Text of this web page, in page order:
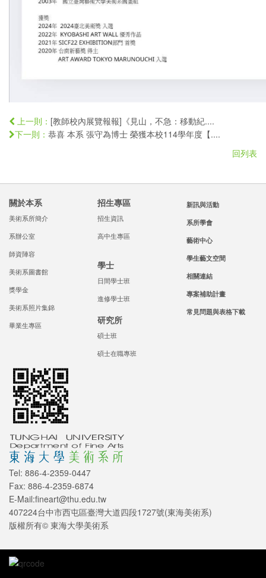
上一則： [教師校內展覽報報]《見山，不急：移動紀....
下一則： 恭喜 本系 張守為博士 榮獲本校114學年度【....
回列表
關於本系
美術系所簡介
系辦公室
師資陣容
美術系圖書館
獎學金
美術系照片集錦
畢業生專區
招生專區
招生資訊
高中生專區
學士
日間學士班
進修學士班
研究所
碩士班
碩士在職專班
新訊與活動
系所學會
藝術中心
學生藝文空間
相關連結
專案補助計畫
常見問題與表格下載
Tel: 886-4-2359-0447
Fax: 886-4-2359-6874
E-Mail:fineart@thu.edu.tw
407224台中市西屯區臺灣大道四段1727號(東海美術系)
版權所有© 東海大學美術系